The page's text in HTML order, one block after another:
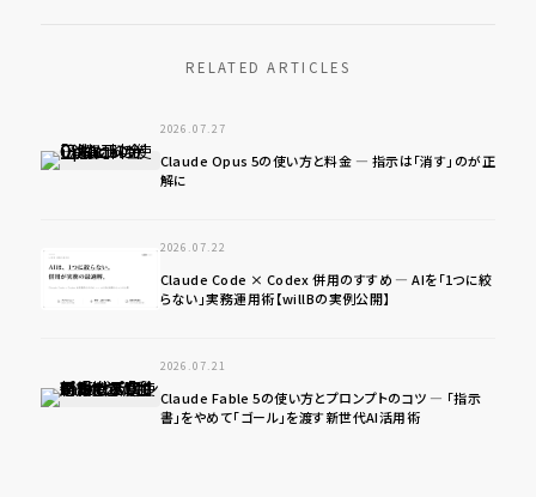
RELATED ARTICLES
2026.07.27
Claude Opus 5の使い方と料金 ― 指示は「消す」のが正
解に
2026.07.22
Claude Code × Codex 併用のすすめ ― AIを「1つに絞
らない」実務運用術【willBの実例公開】
2026.07.21
Claude Fable 5の使い方とプロンプトのコツ ― 「指示
書」をやめて「ゴール」を渡す新世代AI活用術